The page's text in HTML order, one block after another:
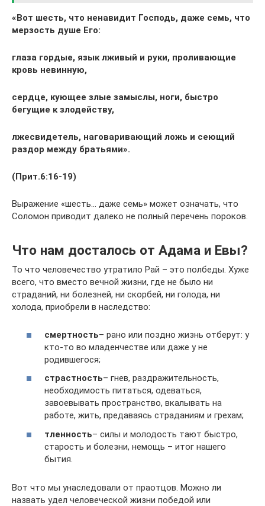
«Вот шесть, что ненавидит Господь, даже семь, что
мерзость душе Его:
глаза гордые, язык лживый и руки, проливающие
кровь невинную,
сердце, кующее злые замыслы, ноги, быстро
бегущие к злодейству,
лжесвидетель, наговаривающий ложь и сеющий
раздор между братьями».
(Прит.6:16-19)
Выражение «шесть… даже семь» может означать, что
Соломон приводит далеко не полный перечень пороков.
Что нам досталось от Адама и Евы?
То что человечество утратило Рай – это полбеды. Хуже
всего, что вместо вечной жизни, где не было ни
страданий, ни болезней, ни скорбей, ни голода, ни
холода, приобрели в наследство:
смертность– рано или поздно жизнь отберут: у
кто-то во младенчестве или даже у не
родившегося;
страстность– гнев, раздражительность,
необходимость питаться, одеваться,
завоевывать пространство, вкалывать на
работе, жить, предаваясь страданиям и грехам;
тленность– силы и молодость тают быстро,
старость и болезни, немощь – итог нашего
бытия.
Вот что мы унаследовали от праотцов. Можно ли
назвать удел человеческой жизни победой или